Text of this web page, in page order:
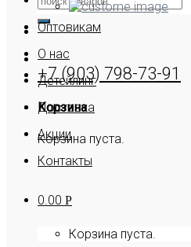
+7 (903) 798-73-91
Корзина
Корзина пуста.
Оптовикам
О нас
Детейлинг
Доставка
Акции
Контакты
0.00 Р
Корзина пуста.